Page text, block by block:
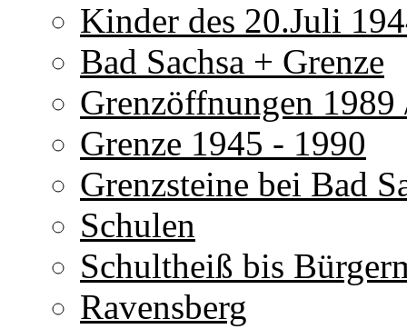
Kinder des 20.Juli
Bad Sachsa + Grenze
Grenzöffnungen 1989
Grenze 1945 - 1990
Grenzsteine bei Bad
Schulen
Schultheiß bis
Ravensberg